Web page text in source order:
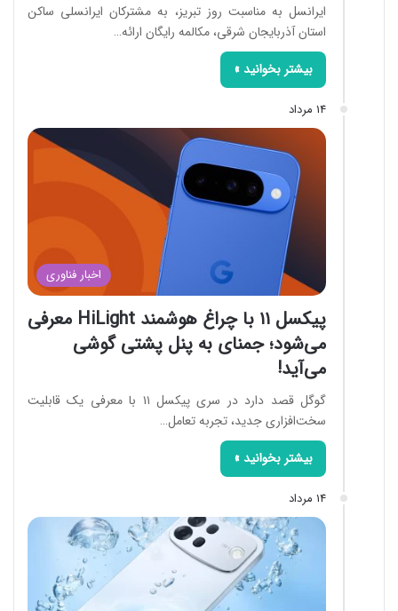
ایرانسل به مناسبت روز تبریز، به مشترکان ایرانسلی ساکن
استان آذربایجان شرقی، مکالمه رایگان ارائه…
بیشتر بخوانید »
14 مرداد
اخبار فناوری
پیکسل ۱۱ با چراغ هوشمند HiLight معرفی
می‌شود؛ جمنای به پنل پشتی گوشی
می‌آید!
گوگل قصد دارد در سری پیکسل ۱۱ با معرفی یک قابلیت
سخت‌افزاری جدید، تجربه تعامل…
بیشتر بخوانید »
14 مرداد